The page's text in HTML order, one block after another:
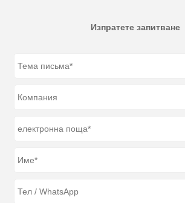
Изпратете запитване